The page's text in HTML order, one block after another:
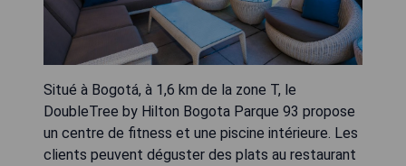
Situé à Bogotá, à 1,6 km de la zone T, le
DoubleTree by Hilton Bogota Parque 93 propose
un centre de fitness et une piscine intérieure. Les
clients peuvent déguster des plats au restaurant